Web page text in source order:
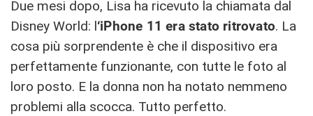
Due mesi dopo, Lisa ha ricevuto la chiamata dal
Disney World: l‘iPhone 11 era stato ritrovato. La
cosa più sorprendente è che il dispositivo era
perfettamente funzionante, con tutte le foto al
loro posto. E la donna non ha notato nemmeno
problemi alla scocca. Tutto perfetto.